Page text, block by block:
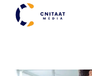
Aller
contenu